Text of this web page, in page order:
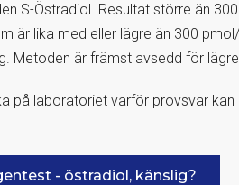
S-Östradiol. Resultat större än
är lika med eller lägre än 300
Metoden är främst avsedd för
på laboratoriet varför provsvar
- östradiol, känslig?